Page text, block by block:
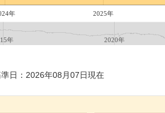
年 2025年
年 2020年
日：2026年08月07日現在